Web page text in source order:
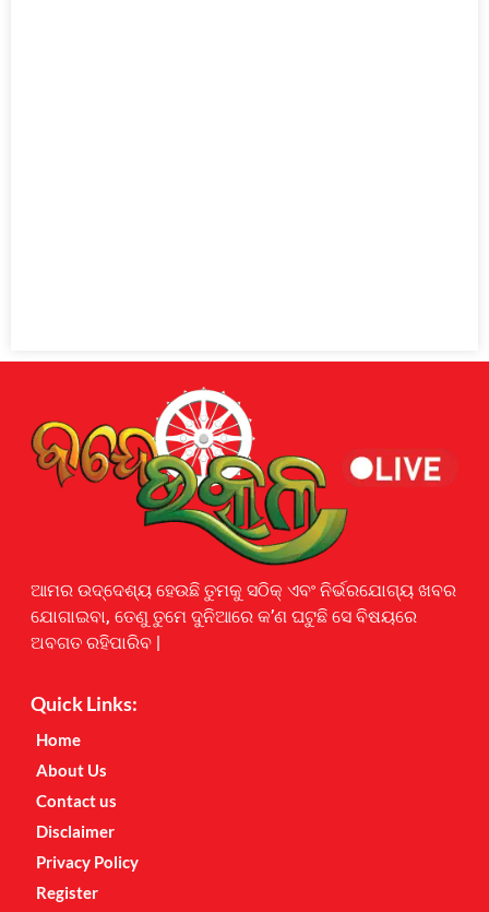
ଆମର ଉଦ୍ଦେଶ୍ୟ ହେଉଛି ତୁମକୁ ସଠିକ୍ ଏବଂ ନିର୍ଭରଯୋଗ୍ୟ ଖବର
ଯୋଗାଇବା, ତେଣୁ ତୁମେ ଦୁନିଆରେ କ’ଣ ଘଟୁଛି ସେ ବିଷୟରେ
ଅବଗତ ରହିପାରିବ |
Quick Links:
Home
About Us
Contact us
Disclaimer
Privacy Policy
Register